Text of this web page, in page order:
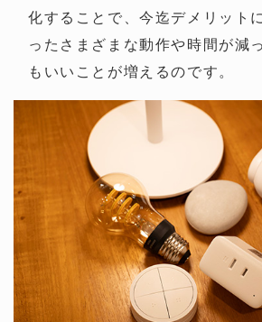
化することで、今迄デメリット
ったさまざまな動作や時間が減
もいいことが増えるのです。